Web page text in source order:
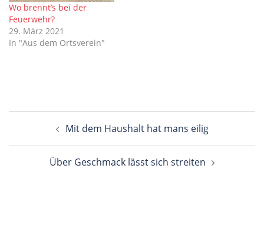
Wo brennt’s bei der
Feuerwehr?
29. März 2021
In "Aus dem Ortsverein"
Mit dem Haushalt hat mans eilig
Über Geschmack lässt sich streiten